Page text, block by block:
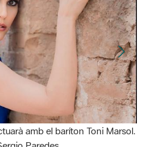
amb el baríton Toni Marsol.
Paredes
a les 12 h, el castell de